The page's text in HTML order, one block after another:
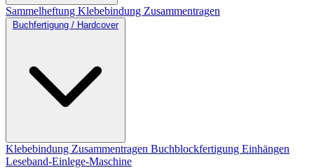
Sammelheftung Klebebindung Zusammentragen
Buchfertigung / Hardcover
Klebebindung Zusammentragen Buchblockfertigung Einhängen
Leseband-Einlege-Maschine